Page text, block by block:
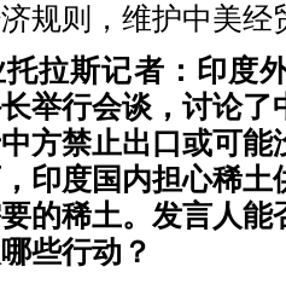
规则，维护中美经
托拉斯记者：印度
举行会谈，讨论了
方禁止出口或可
印度国内担心稀土
的稀土。发言人能
些行动？